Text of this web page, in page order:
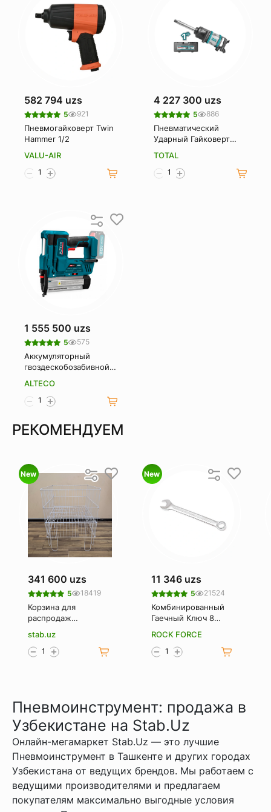
582 794 uzs
5 921
Пневмогайковерт Twin
Hammer 1/2
VALU-AIR
4 227 300 uzs
5 886
Пневматический
Ударный Гайковерт
TOTAL
1 555 500 uzs
5 575
Аккумуляторный
гвоздескобозабивной
20 Li Solo
ALTECO
РЕКОМЕНДУЕМ
New
341 600 uzs
5 18419
Корзина для
распродаж
накопитель)
stab.uz
New
11 346 uzs
5 21524
Комбинированный
Гаечный Ключ 8
75508
ROCK FORCE
Пневмоинструмент: продажа в
Узбекистане на Stab.Uz
Онлайн-мегамаркет Stab.Uz — это лучшие
Пневмоинструмент в Ташкенте и других городах
Узбекистана от ведущих брендов. Мы работаем с
ведущими производителями и предлагаем
покупателям максимально выгодные условия